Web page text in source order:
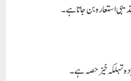
استعارہ بن جاتا ہے۔
تہلکہ خیز حصہ ہے۔